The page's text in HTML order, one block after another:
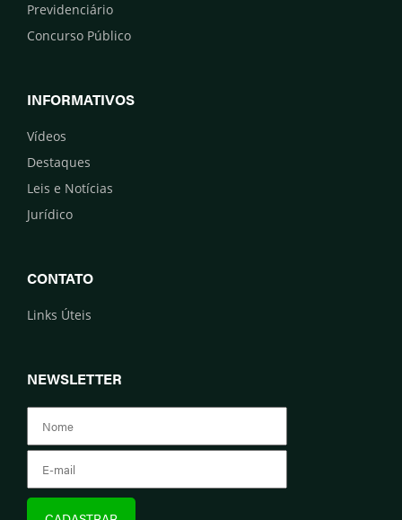
Previdenciário
Concurso Público
INFORMATIVOS
Vídeos
Destaques
Leis e Notícias
Jurídico
CONTATO
Links Úteis
NEWSLETTER